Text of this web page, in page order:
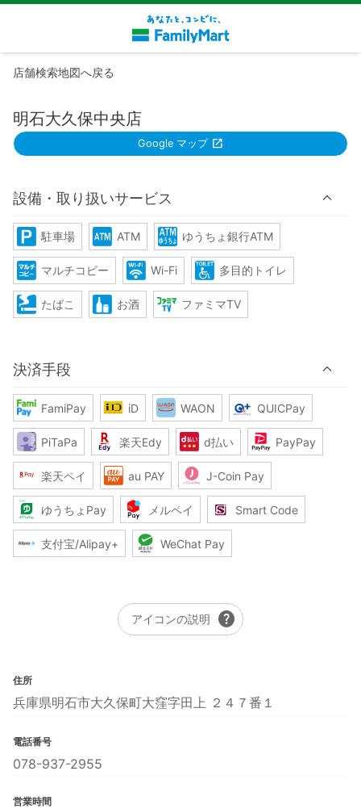
店舗検索地図へ戻る
明石大久保中央店
Google マップ
設備・取り扱いサービス
駐車場 ATM ゆうちょ銀行ATM
マルチコピー Wi-Fi 多目的トイレ
たばこ お酒 ファミマTV
決済手段
FamiPay iD WAON QUICPay
PiTaPa 楽天Edy d払い PayPay
楽天ペイ au PAY J-Coin Pay
ゆうちょPay メルペイ Smart Code
支付宝/Alipay+ WeChat Pay
アイコンの説明 help
住所
兵庫県明石市大久保町大窪字田上 ２４７番１
電話番号
078-937-2955
営業時間